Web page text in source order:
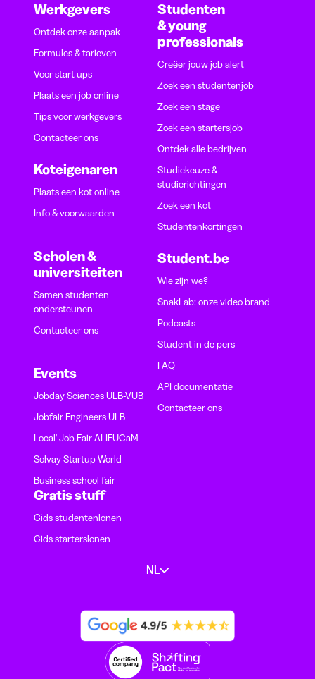
Werkgevers
Ontdek onze aanpak
Formules & tarieven
Voor start-ups
Plaats een job online
Tips voor werkgevers
Contacteer ons
Koteigenaren
Plaats een kot online
Info & voorwaarden
Scholen &
universiteiten
Samen studenten
ondersteunen
Contacteer ons
Events
Jobday Sciences ULB-VUB
Jobfair Engineers ULB
Local' Job Fair ALIFUCaM
Solvay Startup World
Business school fair
Studenten
& young
professionals
Creëer jouw job alert
Zoek een studentenjob
Zoek een stage
Zoek een startersjob
Ontdek alle bedrijven
Studiekeuze &
studierichtingen
Zoek een kot
Studentenkortingen
Student.be
Wie zijn we?
SnakLab: onze video brand
Podcasts
Student in de pers
FAQ
API documentatie
Contacteer ons
Gratis stuff
Gids studentenlonen
Gids starterslonen
NL